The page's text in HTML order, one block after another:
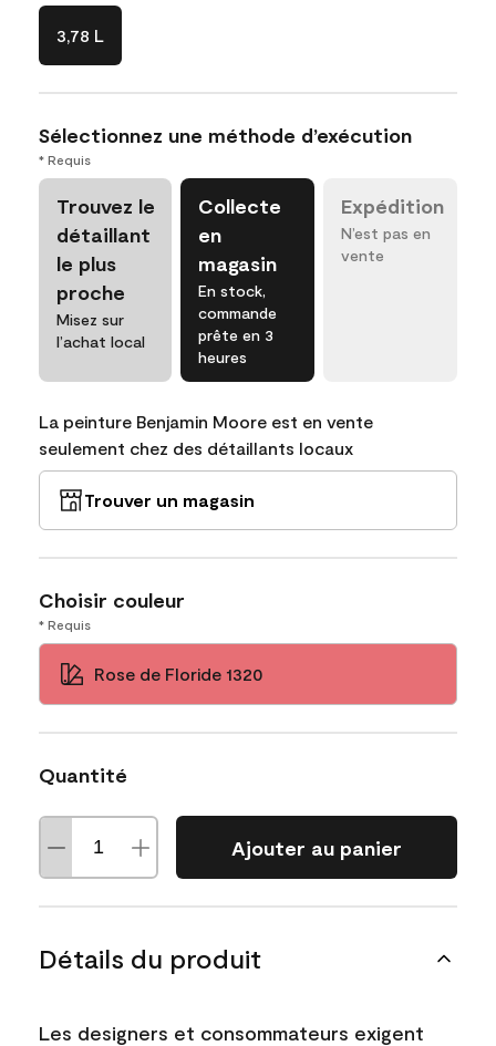
3,78 L
Sélectionnez une méthode d’exécution
* Requis
Trouvez le
détaillant
le plus
proche
Misez sur
l’achat local
Collecte
en
magasin
En stock,
commande
prête en 3
heures
Expédition
N’est pas en
vente
La peinture Benjamin Moore est en vente
seulement chez des détaillants locaux
Trouver un magasin
Choisir couleur
* Requis
Rose de Floride 1320
Quantité
Ajouter au panier
Détails du produit
Les designers et consommateurs exigent